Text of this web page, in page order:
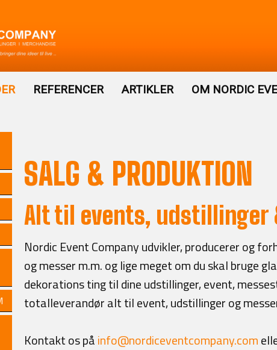
REFERENCER ARTIKLER OM NORDIC
SALG & PRODUKTION
Alt til events, udstillinger
Nordic Event Company udvikler, producerer og
og messer m.m. og lige meget om du skal bruge
dekorations ting til dine udstillinger, event,
totalleverandør alt til event, udstillinger og
Kontakt os påinfo@nordiceventcompany.com